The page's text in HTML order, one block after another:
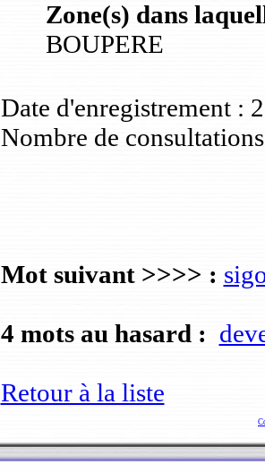
Zone(s) dans
BOUPERE
Date d'enregistrement :
Nombre de
Mot suivant >>>> :
4 mots au hasard :
Retour à la liste